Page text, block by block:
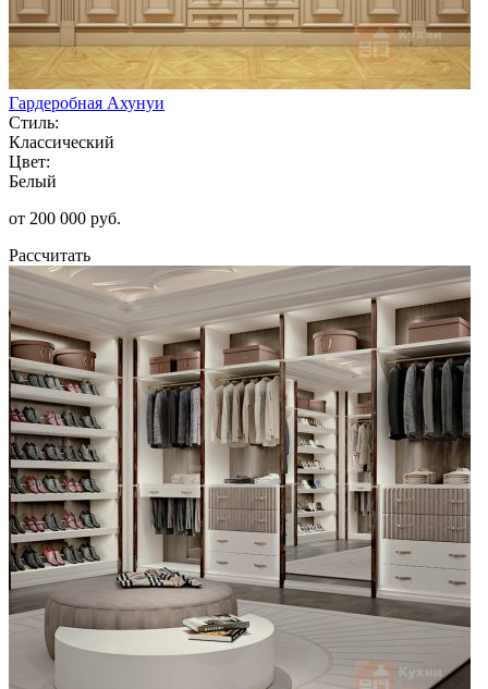
Гардеробная Ахунуи
Стиль:
Классический
Цвет:
Белый
от 200 000 руб.
Рассчитать